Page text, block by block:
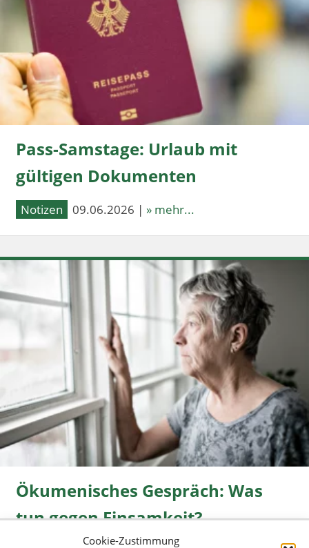
Cookie-Zustimmung
Pass-Samstage: Urlaub mit
gültigen Dokumenten
Notizen 09.06.2026 | » mehr...
Ökumenisches Gespräch: Was
tun gegen Einsamkeit?